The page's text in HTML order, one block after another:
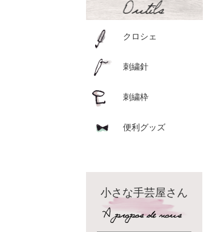
クロシェ
刺繍針
刺繍枠
便利グッズ
小さな手芸屋さん